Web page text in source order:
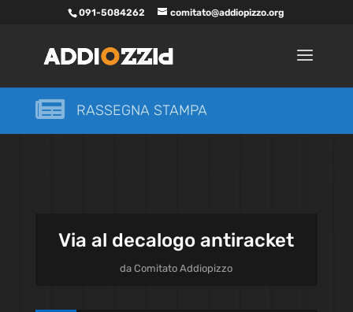
091-5084262 comitato@addiopizzo.org
 RASSEGNA STAMPA
Via al decalogo antiracket
daComitato Addiopizzo